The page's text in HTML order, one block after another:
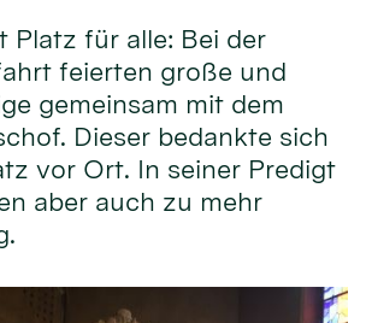
Platz für alle: Bei der
feierten große und
gemeinsam mit dem
Dieser bedankte sich
vor Ort. In seiner Predigt
aber auch zu mehr